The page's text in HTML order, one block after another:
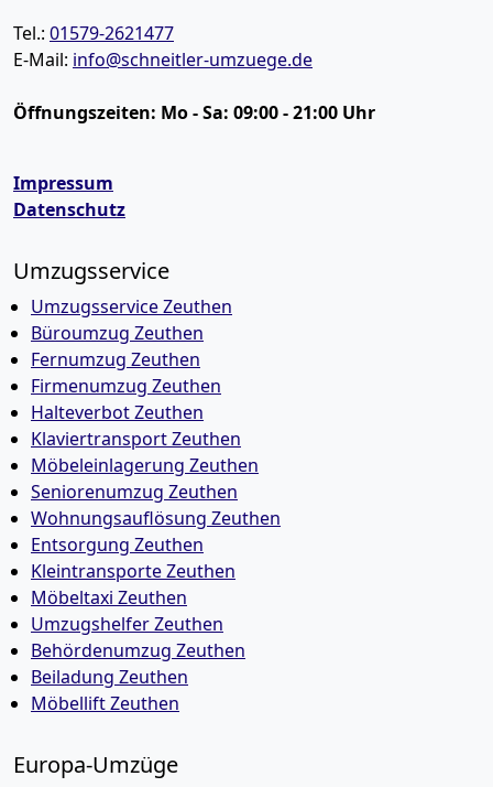
Tel.: 01579-2621477
E-Mail: info@schneitler-umzuege.de
Öffnungszeiten: Mo - Sa: 09:00 - 21:00 Uhr
Impressum
Datenschutz
Umzugsservice
Umzugsservice Zeuthen
Büroumzug Zeuthen
Fernumzug Zeuthen
Firmenumzug Zeuthen
Halteverbot Zeuthen
Klaviertransport Zeuthen
Möbeleinlagerung Zeuthen
Seniorenumzug Zeuthen
Wohnungsauflösung Zeuthen
Entsorgung Zeuthen
Kleintransporte Zeuthen
Möbeltaxi Zeuthen
Umzugshelfer Zeuthen
Behördenumzug Zeuthen
Beiladung Zeuthen
Möbellift Zeuthen
Europa-Umzüge